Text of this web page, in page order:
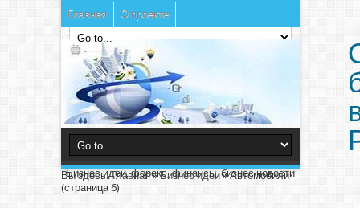
Главная О проекте
Бизнес идеи, форекс, финансы, бизнес новости
Вы здесь:Главная»Бизнес идеи»Автомобили
(страница 6)